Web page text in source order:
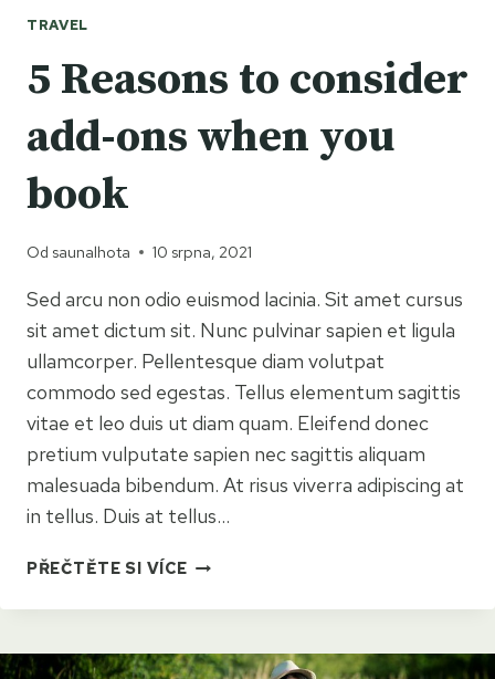
TRAVEL
5 Reasons to consider
add-ons when you
book
Od saunalhota 10 srpna, 2021
Sed arcu non odio euismod lacinia. Sit amet cursus
sit amet dictum sit. Nunc pulvinar sapien et ligula
ullamcorper. Pellentesque diam volutpat
commodo sed egestas. Tellus elementum sagittis
vitae et leo duis ut diam quam. Eleifend donec
pretium vulputate sapien nec sagittis aliquam
malesuada bibendum. At risus viverra adipiscing at
in tellus. Duis at tellus…
PŘEČTĚTE SI VÍCE5
TO
ADD-